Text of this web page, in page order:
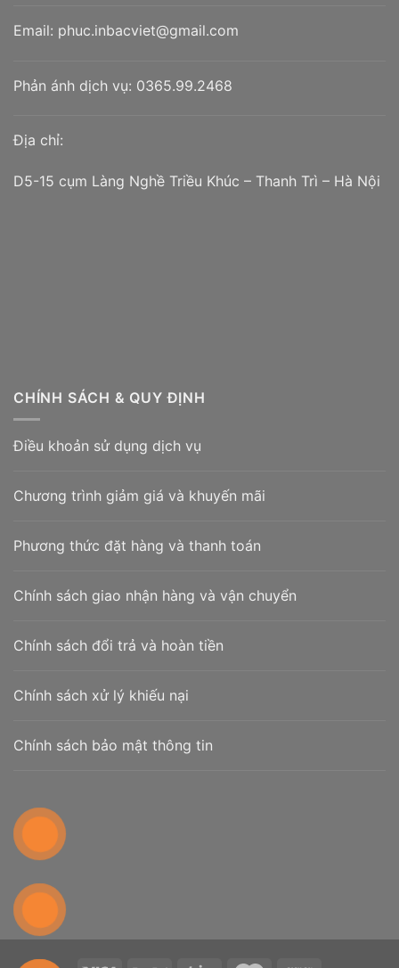
Email: phuc.inbacviet@gmail.com
Phản ánh dịch vụ: 0365.99.2468
Địa chỉ:
D5-15 cụm Làng Nghề Triều Khúc – Thanh Trì – Hà Nội
CHÍNH SÁCH & QUY ĐỊNH
Điều khoản sử dụng dịch vụ
Chương trình giảm giá và khuyến mãi
Phương thức đặt hàng và thanh toán
Chính sách giao nhận hàng và vận chuyển
Chính sách đổi trả và hoàn tiền
Chính sách xử lý khiếu nại
Chính sách bảo mật thông tin